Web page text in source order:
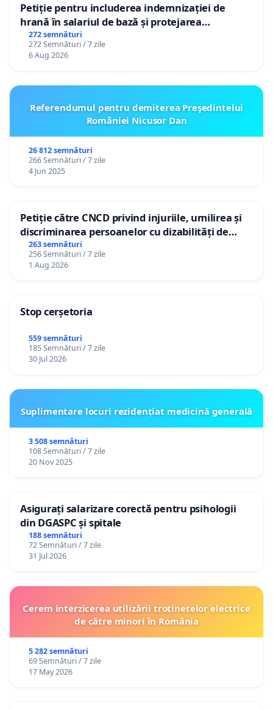
Petiție pentru includerea indemnizației de
hrană în salariul de bază și protejarea
gradațiilor de vechime pentru asistenții
personali
272 semnături
272 Semnături / 7 zile
6 Aug 2026
Referendumul pentru demiterea Preşedintelui
României Nicusor Dan
26 812 semnături
266 Semnături / 7 zile
4 Jun 2025
Petiție către CNCD privind injuriile, umilirea și
discriminarea persoanelor cu dizabilități de
către utilizatorul TikTok „Gorici”
263 semnături
256 Semnături / 7 zile
1 Aug 2026
Stop cerșetoria
559 semnături
185 Semnături / 7 zile
30 Jul 2026
Suplimentare locuri rezidențiat medicină generală
3 508 semnături
108 Semnături / 7 zile
20 Nov 2025
Asigurați salarizare corectă pentru psihologii
din DGASPC și spitale
188 semnături
72 Semnături / 7 zile
31 Jul 2026
Cerem interzicerea utilizării trotinetelor electrice
de către minori în România
5 282 semnături
69 Semnături / 7 zile
17 May 2026